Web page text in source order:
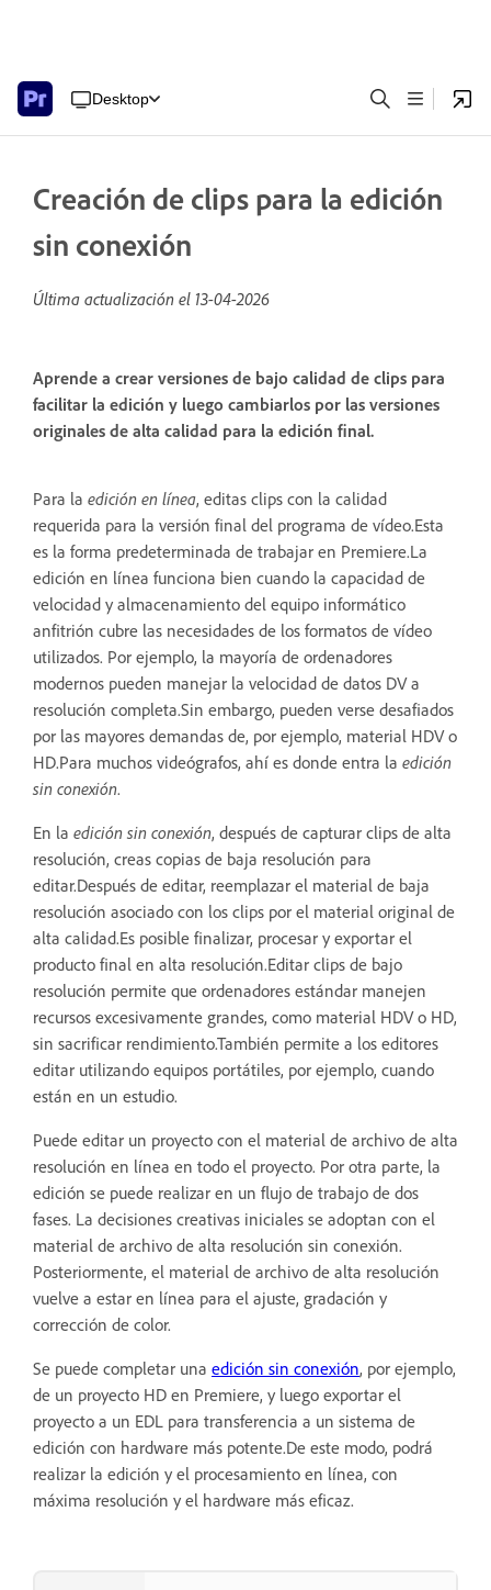
Desktop
Creación de clips para la edición
sin conexión
Última actualización el 13-04-2026
Aprende a crear versiones de bajo calidad de clips para
facilitar la edición y luego cambiarlos por las versiones
originales de alta calidad para la edición final.
Para la edición en línea, editas clips con la calidad
requerida para la versión final del programa de vídeo.Esta
es la forma predeterminada de trabajar en Premiere.La
edición en línea funciona bien cuando la capacidad de
velocidad y almacenamiento del equipo informático
anfitrión cubre las necesidades de los formatos de vídeo
utilizados. Por ejemplo, la mayoría de ordenadores
modernos pueden manejar la velocidad de datos DV a
resolución completa.Sin embargo, pueden verse desafiados
por las mayores demandas de, por ejemplo, material HDV o
HD.Para muchos videógrafos, ahí es donde entra la edición
sin conexión.
En la edición sin conexión, después de capturar clips de alta
resolución, creas copias de baja resolución para
editar.Después de editar, reemplazar el material de baja
resolución asociado con los clips por el material original de
alta calidad.Es posible finalizar, procesar y exportar el
producto final en alta resolución.Editar clips de bajo
resolución permite que ordenadores estándar manejen
recursos excesivamente grandes, como material HDV o HD,
sin sacrificar rendimiento.También permite a los editores
editar utilizando equipos portátiles, por ejemplo, cuando
están en un estudio.
Puede editar un proyecto con el material de archivo de alta
resolución en línea en todo el proyecto. Por otra parte, la
edición se puede realizar en un flujo de trabajo de dos
fases. La decisiones creativas iniciales se adoptan con el
material de archivo de alta resolución sin conexión.
Posteriormente, el material de archivo de alta resolución
vuelve a estar en línea para el ajuste, gradación y
corrección de color.
Se puede completar una edición sin conexión, por ejemplo,
de un proyecto HD en Premiere, y luego exportar el
proyecto a un EDL para transferencia a un sistema de
edición con hardware más potente.De este modo, podrá
realizar la edición y el procesamiento en línea, con
máxima resolución y el hardware más eficaz.